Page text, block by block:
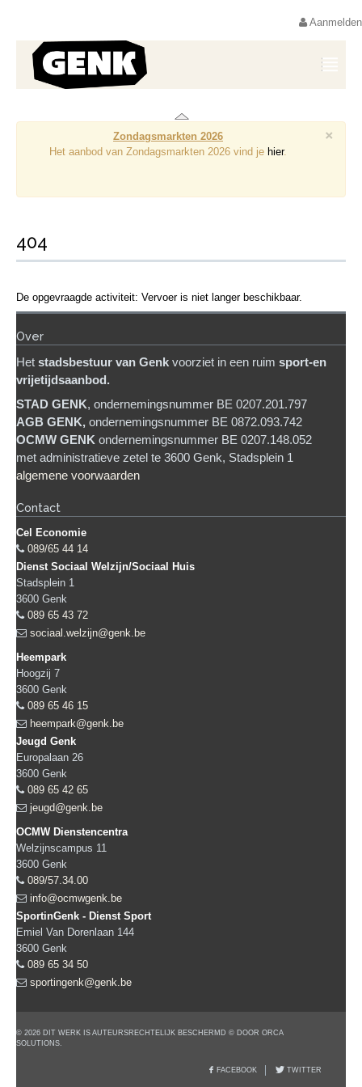
Aanmelden
×
Zondagsmarkten 2026
Het aanbod van Zondagsmarkten 2026 vind je hier.
404
De opgevraagde activiteit: Vervoer is niet langer beschikbaar.
Over
Het stadsbestuur van Genk voorziet in een ruim sport-en
vrijetijdsaanbod.
STAD GENK, ondernemingsnummer BE 0207.201.797
AGB GENK, ondernemingsnummer BE 0872.093.742
OCMW GENK ondernemingsnummer BE 0207.148.052
met administratieve zetel te 3600 Genk, Stadsplein 1
algemene voorwaarden
Contact
Cel Economie
089/65 44 14
Dienst Sociaal Welzijn/Sociaal Huis
Stadsplein 1
3600 Genk
089 65 43 72
sociaal.welzijn@genk.be
Heempark
Hoogzij 7
3600 Genk
089 65 46 15
heempark@genk.be
Jeugd Genk
Europalaan 26
3600 Genk
089 65 42 65
jeugd@genk.be
OCMW Dienstencentra
Welzijnscampus 11
3600 Genk
089/57.34.00
info@ocmwgenk.be
SportinGenk - Dienst Sport
Emiel Van Dorenlaan 144
3600 Genk
089 65 34 50
sportingenk@genk.be
© 2026 DIT WERK IS AUTEURSRECHTELIJK BESCHERMD © DOOR ORCA
SOLUTIONS.
FACEBOOK TWITTER